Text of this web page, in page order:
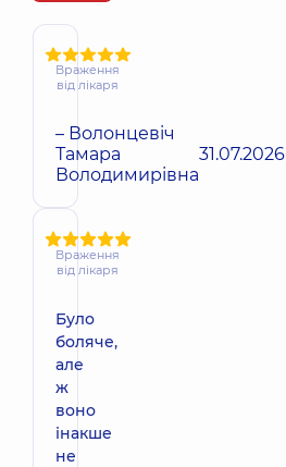
Враження
від лікаря
– Волонцевіч
Тамара
Володимирівна
31.07.2026
Враження
від лікаря
Було
боляче,
але
ж
воно
інакше
не